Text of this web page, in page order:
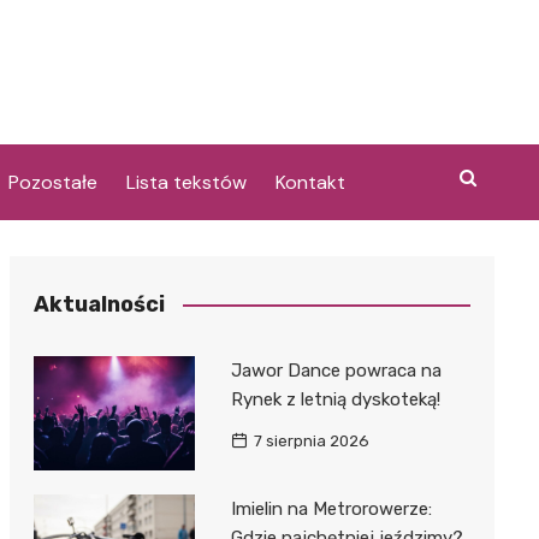
Pozostałe Lista tekstów Kontakt
Aktualności
Jawor Dance powraca na
Rynek z letnią dyskoteką!
7 sierpnia 2026
Imielin na Metrorowerze: